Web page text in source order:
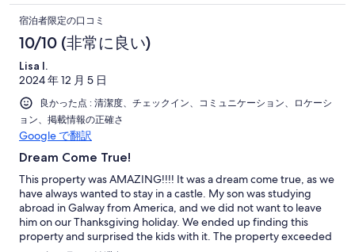
bathroom attached & the downstairs bathroom, plenty of hot
water. Large, wonderful fireplace in the living room. Even
though we had Perfect weather, mid 60's with lots of sunshine
we did use the fireplace each evening after our touring around.
My husband used the boat a lot & enjoyed both the fishing &
the beauty of being out on the Lake. I would recommend it. The
castle is private, beautiful and quiet. Washer & dryer was nice to
have, the kitchen was small but fine, wi-fi is available. Like I said,
we wish we were still there enjoying the views, the fire and the
sheer beauty of Carraigin Castle.
宿泊者限定の口コミ
10/10 (非常に良い)
Lisa I.
2024 年 12 月 5 日
良かった点 : 清潔度、チェックイン、コミュニケーション、ロケーシ
ョン、掲載情報の正確さ
Google で翻訳
Dream Come True!
This property was AMAZING!!!! It was a dream come true, as we
have always wanted to stay in a castle. My son was studying
abroad in Galway from America, and we did not want to leave
him on our Thanksgiving holiday. We ended up finding this
property and surprised the kids with it. The property exceeded